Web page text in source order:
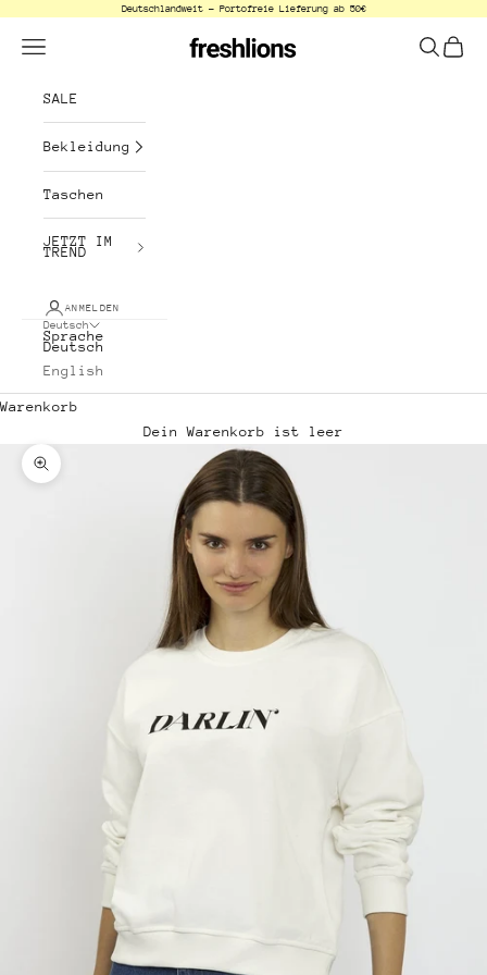
Zum Inhalt springenDeutschlandweit - Portofreie Lieferung ab 50€
freshlions
Menü Suchen
SALE
Bekleidung
Taschen
JETZT IM
TREND
ANMELDEN
Deutsch
Sprache
Deutsch
English
Warenkorb
Dein Warenkorb ist leer
Bild vergrößern